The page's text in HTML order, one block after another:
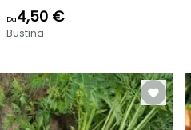
Da4,50 €
Bustina